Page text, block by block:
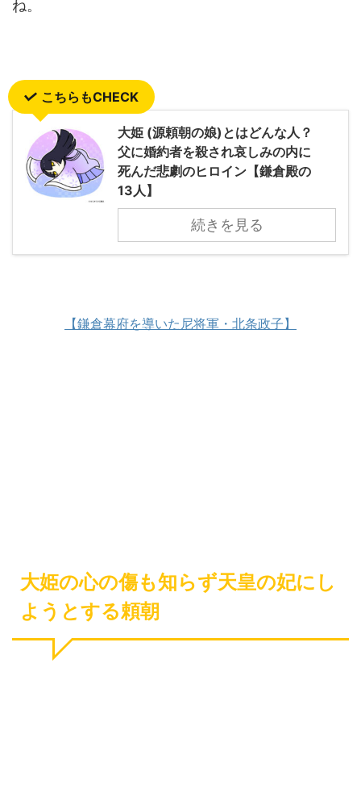
ね。
こちらもCHECK
大姫 (源頼朝の娘)とはどんな人？
父に婚約者を殺され哀しみの内に
死んだ悲劇のヒロイン【鎌倉殿の
13人】
続きを見る
【鎌倉幕府を導いた尼将軍・北条政子】
大姫の心の傷も知らず天皇の妃にし
ようとする頼朝